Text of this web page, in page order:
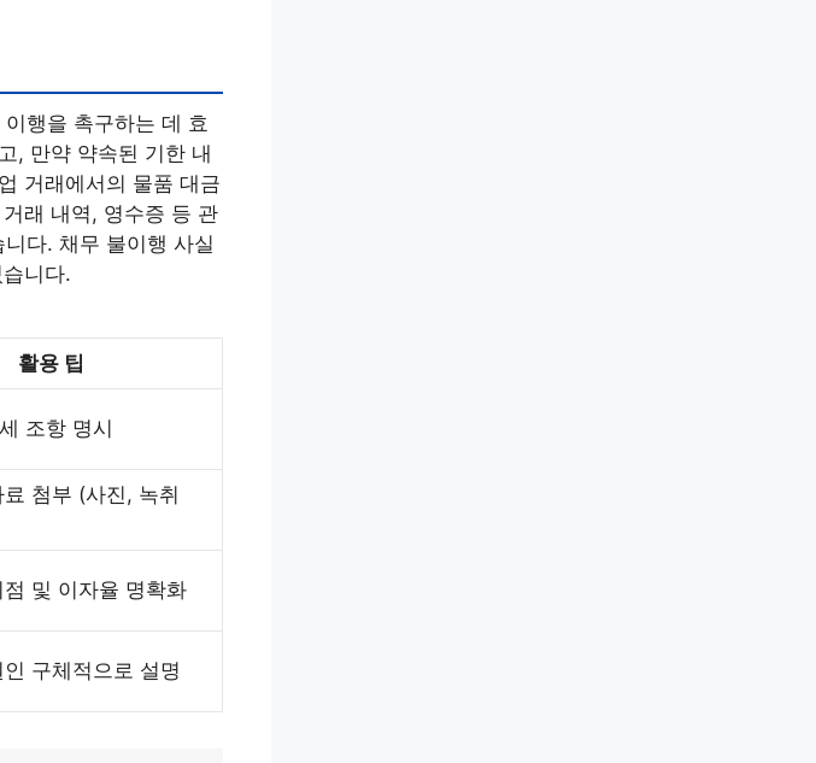
행을 촉구하는 데 효
, 만약 약속된 기한 내
거래에서의 물품 대금
래 내역, 영수증 등 관
다. 채무 불이행 사실
니다.
활용 팁
조항 명시
첨부 (사진, 녹취
및 이자율 명확화
구체적으로 설명